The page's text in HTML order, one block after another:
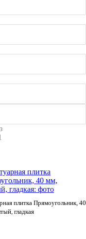
плитка Прямоугольник, 40
гладкая